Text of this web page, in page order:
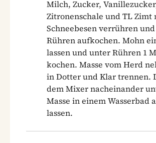
Milch, Zucker,
Zitronenschale und TL Zimt
Schneebesen verrühren
Rühren aufkochen. Mohn
lassen und unter Rühren 1
kochen. Masse vom Herd
in Dotter und Klar trennen.
dem Mixer nacheinander
Masse in einem Wasserbad
lassen.